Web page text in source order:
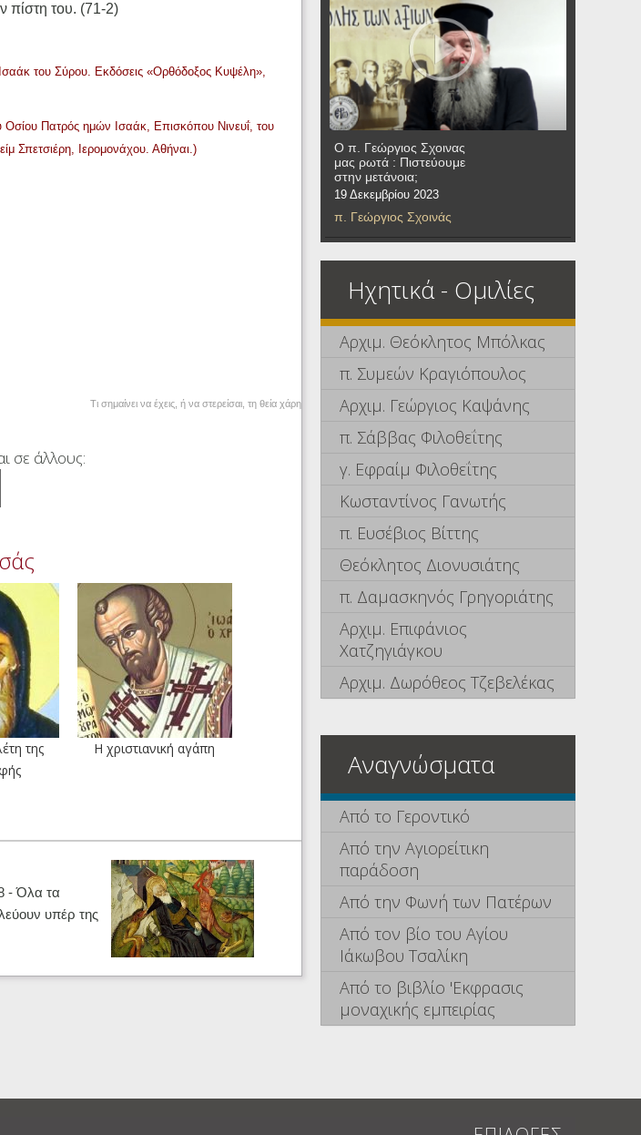
πίστη του. (71-2)
του Σύρου. Εκδόσεις «Ορθόδοξος Κυψέλη»,
Οσίου Πατρός ημών Ισαάκ, Επισκόπου Νινευΐ, του
Σπετσιέρη, Ιερομονάχου. Αθήναι.)
Τι σημαίνει να έχεις, ή να στερείσαι, τη θεία χάρη
σε άλλους:
της
Η χριστιανική αγάπη
- Όλα τα
υπέρ της
Ο π. Γεώργιος Σχοινας
μας ρωτά : Πιστεύουμε
στην μετάνοια;
19 Δεκεμβρίου 2023
π. Γεώργιος Σχοινάς
Ηχητικά - Ομιλίες
Αρχιμ. Θεόκλητος Μπόλκας
π. Συμεών Κραγιόπουλος
Αρχιμ. Γεώργιος Καψάνης
π. Σάββας Φιλοθεΐτης
γ. Εφραίμ Φιλοθεΐτης
Κωσταντίνος Γανωτής
π. Ευσέβιος Βίττης
Θεόκλητος Διονυσιάτης
π. Δαμασκηνός Γρηγοριάτης
Αρχιμ. Επιφάνιος
Χατζηγιάγκου
Αρχιμ. Δωρόθεος Τζεβελέκας
Αναγνώσματα
Από το Γεροντικό
Από την Αγιορείτικη
παράδοση
Από την Φωνή των Πατέρων
Από τον βίο του Αγίου
Ιάκωβου Τσαλίκη
Από το βιβλίο 'Εκφρασις
μοναχικής εμπειρίας